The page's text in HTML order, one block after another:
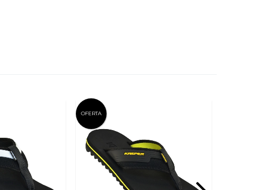
OFERTA